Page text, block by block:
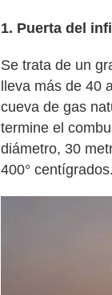
1. Puerta del
Se trata de un
lleva más de 40
cueva de gas
termine el
diámetro, 30
400° centígrados.